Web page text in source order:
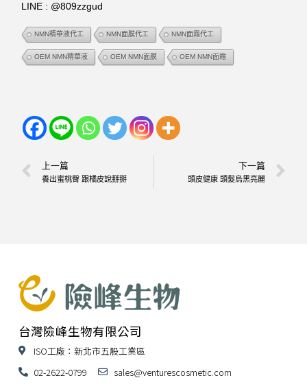
LINE : @809zzgud
NMN精華液代工 NMN面膜代工 NMN面霜代工
OEM NMN精華液 OEM NMN面膜 OEM NMN面霜
上一篇
養出蜜桃臀 跟橘皮說掰掰
下一篇
頭皮健康 頭髮烏黑亮麗
台灣險峰生物有限公司
ISO工廠：新北市五股工業區
02-2622-0799
sales@venturescosmetic.com